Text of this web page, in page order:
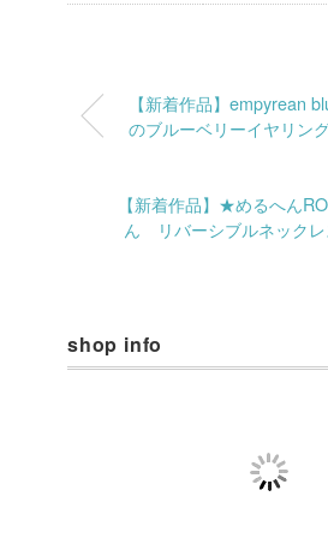
【新着作品】empyrean
のブルーベリーイヤリン
【新着作品】★めるへん
ん リバーシブルネックレ
shop info